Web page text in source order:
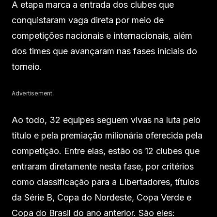
A etapa marca a entrada dos clubes que
conquistaram vaga direta por meio de
competições nacionais e internacionais, além
dos times que avançaram nas fases iniciais do
torneio.
Advertisement
Ao todo, 32 equipes seguem vivas na luta pelo
título e pela premiação milionária oferecida pela
competição. Entre elas, estão os 12 clubes que
entraram diretamente nesta fase, por critérios
como classificação para a Libertadores, títulos
da Série B, Copa do Nordeste, Copa Verde e
Copa do Brasil do ano anterior. São eles: